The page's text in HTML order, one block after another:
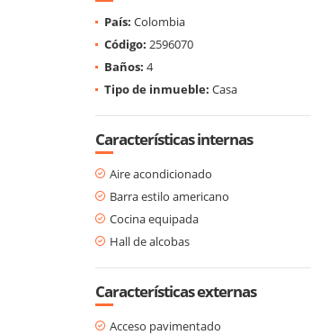
País: Colombia
Código: 2596070
Baños: 4
Tipo de inmueble: Casa
Características internas
Aire acondicionado
Barra estilo americano
Cocina equipada
Hall de alcobas
Características externas
Acceso pavimentado